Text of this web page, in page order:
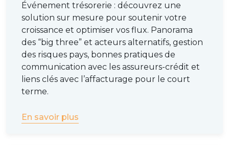
Événement trésorerie : découvrez une
solution sur mesure pour soutenir votre
croissance et optimiser vos flux. Panorama
des “big three” et acteurs alternatifs, gestion
des risques pays, bonnes pratiques de
communication avec les assureurs-crédit et
liens clés avec l’affacturage pour le court
terme.
En savoir plus